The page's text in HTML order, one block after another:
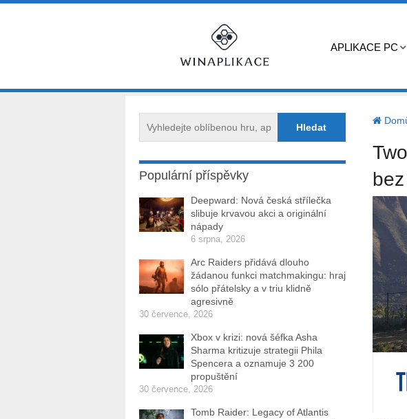
APLIKACE PC
Populární příspěvky
Deepward: Nová česká střílečka
slibuje krvavou akci a originální
nápady
6 srpna, 2026
Arc Raiders přidává dlouho
žádanou funkci matchmakingu: hraj
sólo přátelsky a v triu klidně
agresivně
30 července, 2026
Xbox v krizi: nová šéfka Asha
Sharma kritizuje strategii Phila
Spencera a oznamuje 3 200
propuštění
30 července, 2026
Tomb Raider: Legacy of Atlantis